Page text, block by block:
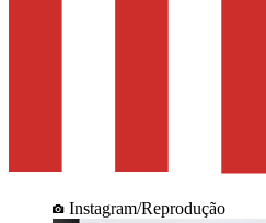
Instagram/Reprodução